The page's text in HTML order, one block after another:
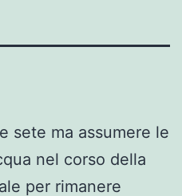
sete ma assumere le
nel corso della
per rimanere